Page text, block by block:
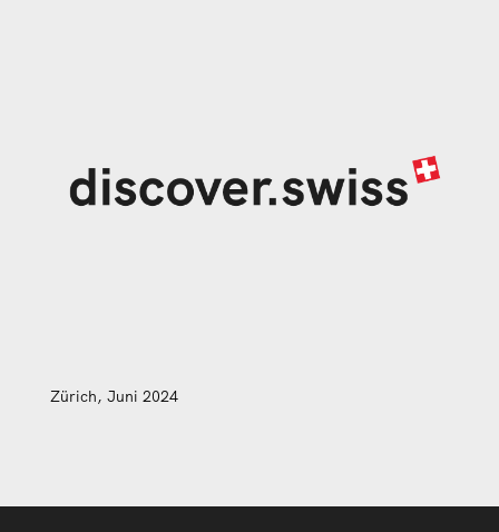
Zürich, Juni 2024